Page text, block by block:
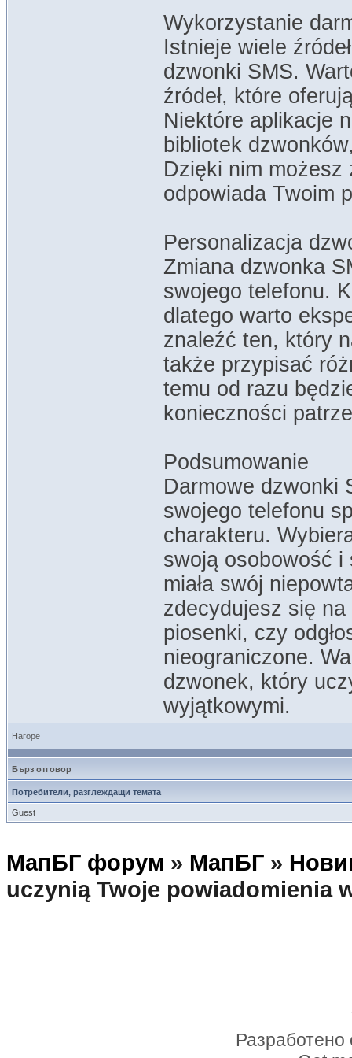
Wykorzystanie
Istnieje wiele
dzwonki SMS.
źródeł, które
Niektóre aplikacje
bibliotek
Dzięki nim
odpowiada Twoim
Personalizacja
Zmiana dzwonka
swojego telefonu.
dlatego warto
znaleźć ten, który
także przypisać
temu od razu
konieczności
Podsumowanie
Darmowe dzwonki
swojego telefonu
charakteru.
swoją osobowość
miała swój
zdecydujesz się
piosenki, czy
nieograniczone.
dzwonek, który
wyjątkowymi.
Нагоре
Бърз отговор
Потребители, разглеждащи темата
Guest
МапБГ форум » МапБГ »
uczynią Twoje powiadomienia
Разработено